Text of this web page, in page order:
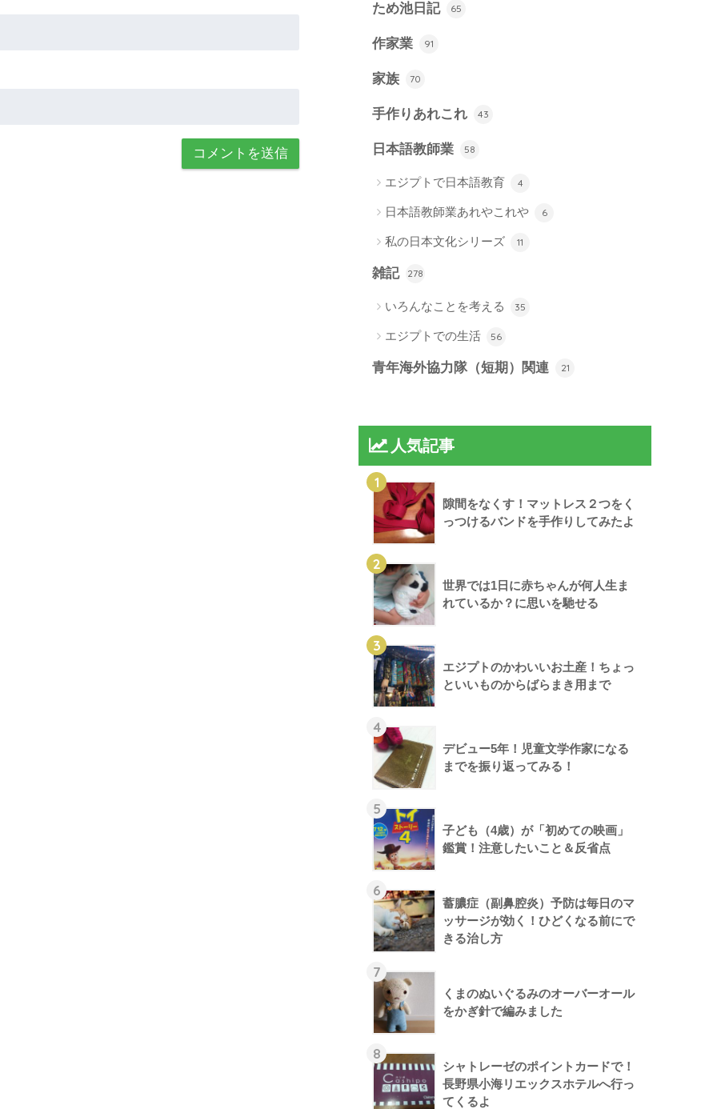
ため池日記 65
作家業 91
家族 70
手作りあれこれ 43
日本語教師業 58
エジプトで日本語教育 4
日本語教師業あれやこれや 6
私の日本文化シリーズ 11
雑記 278
いろんなことを考える 35
エジプトでの生活 56
青年海外協力隊（短期）関連 21
人気記事
1
隙間をなくす！マットレス２つをく
っつけるバンドを手作りしてみたよ
2
世界では1日に赤ちゃんが何人生ま
れているか？に思いを馳せる
3
エジプトのかわいいお土産！ちょっ
といいものからばらまき用まで
4
デビュー5年！児童文学作家になる
までを振り返ってみる！
5
子ども（4歳）が「初めての映画」
鑑賞！注意したいこと＆反省点
6
蓄膿症（副鼻腔炎）予防は毎日のマ
ッサージが効く！ひどくなる前にで
きる治し方
7
くまのぬいぐるみのオーバーオール
をかぎ針で編みました
8
シャトレーゼのポイントカードで！
長野県小海リエックスホテルへ行っ
てくるよ